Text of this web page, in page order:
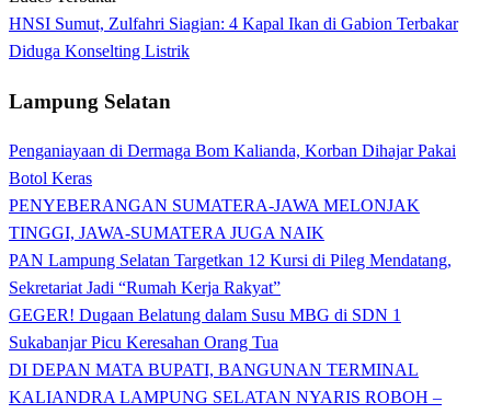
HNSI Sumut, Zulfahri Siagian: 4 Kapal Ikan di Gabion Terbakar
Diduga Konselting Listrik
Lampung Selatan
Penganiayaan di Dermaga Bom Kalianda, Korban Dihajar Pakai
Botol Keras
PENYEBERANGAN SUMATERA-JAWA MELONJAK
TINGGI, JAWA-SUMATERA JUGA NAIK
PAN Lampung Selatan Targetkan 12 Kursi di Pileg Mendatang,
Sekretariat Jadi “Rumah Kerja Rakyat”
GEGER! Dugaan Belatung dalam Susu MBG di SDN 1
Sukabanjar Picu Keresahan Orang Tua
DI DEPAN MATA BUPATI, BANGUNAN TERMINAL
KALIANDRA LAMPUNG SELATAN NYARIS ROBOH –